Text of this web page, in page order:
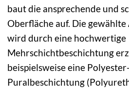
baut die ansprechende und
Oberfläche auf. Die
wird durch eine hochwertige
Mehrschichtbeschichtung
beispielsweise eine
Puralbeschichtung